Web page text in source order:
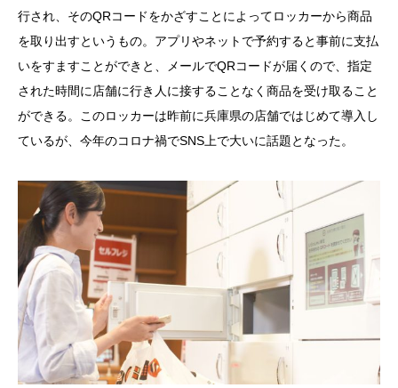
行され、そのQRコードをかざすことによってロッカーから商品
を取り出すというもの。アプリやネットで予約すると事前に支払
いをすますことができと、メールでQRコードが届くので、指定
された時間に店舗に行き人に接することなく商品を受け取ること
ができる。このロッカーは昨前に兵庫県の店舗ではじめて導入し
ているが、今年のコロナ禍でSNS 上で大いに話題となった。